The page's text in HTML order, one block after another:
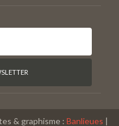
& graphisme : Banlieues